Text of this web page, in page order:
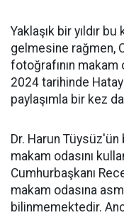
Yaklaşık bir yıldır
gelmesine rağmen,
fotoğrafının makam
2024 tarihinde Hatay
paylaşımla bir kez
Dr. Harun Tüysüz'ün
makam odasını
Cumhurbaşkanı
makam odasına
bilinmemektedir.